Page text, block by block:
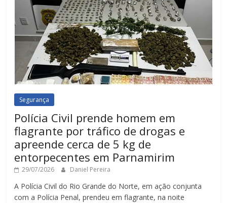
Segurança
Polícia Civil prende homem em
flagrante por tráfico de drogas e
apreende cerca de 5 kg de
entorpecentes em Parnamirim
29/07/2026 Daniel Pereira
A Polícia Civil do Rio Grande do Norte, em ação conjunta
com a Polícia Penal, prendeu em flagrante, na noite